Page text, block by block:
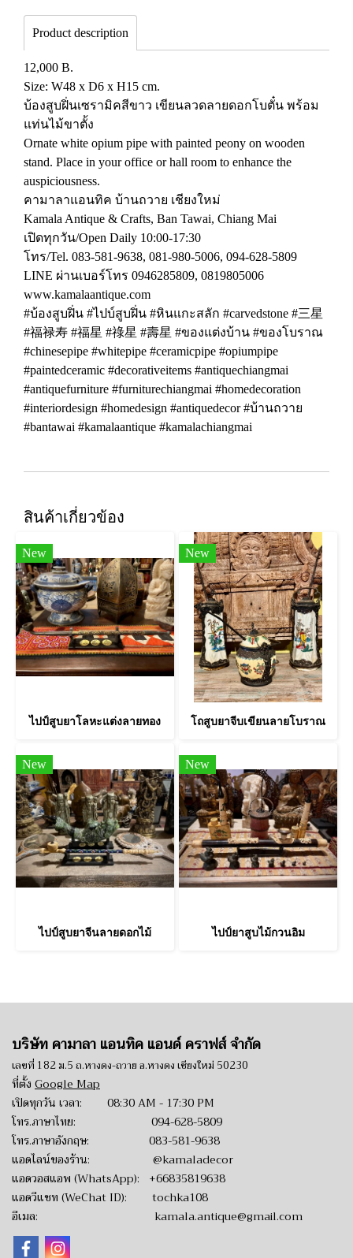
Product description
12,000 B.
Size: W48 x D6 x H15 cm.
บ้องสูบฝิ่นเซรามิคสีขาว เขียนลวดลายดอกโบตั๋น พร้อม
แท่นไม้ขาตั้ง
Ornate white opium pipe with painted peony on wooden
stand. Place in your office or hall room to enhance the
auspiciousness.
คามาลาแอนทิค บ้านถวาย เชียงใหม่
Kamala Antique & Crafts, Ban Tawai, Chiang Mai
เปิดทุกวัน/Open Daily 10:00-17:30
โทร/Tel. 083-581-9638, 081-980-5006, 094-628-5809
LINE ผ่านเบอร์โทร 0946285809, 0819805006
www.kamalaantique.com
#บ้องสูบฝิ่น #ไปบ์สูบฝิ่น #หินแกะสลัก #carvedstone #三星
#福禄寿 #福星 #祿星 #壽星 #ของแต่งบ้าน #ของโบราณ
#chinesepipe #whitepipe #ceramicpipe #opiumpipe
#paintedceramic #decorativeitems #antiquechiangmai
#antiquefurniture #furniturechiangmai #homedecoration
#interiordesign #homedesign #antiquedecor #บ้านถวาย
#bantawai #kamalaantique #kamalachiangmai
สินค้าเกี่ยวข้อง
New
ไปป์สูบยาโลหะแต่งลายทอง
New
โถสูบยาจีบเขียนลายโบราณ
New
ไปป์สูบยาจีนลายดอกไม้
New
ไปป์ยาสูบไม้กวนอิม
บริษัท คามาลา แอนทิค แอนด์ คราฟส์ จำกัด
เลขที่ 182 ม.5 ถ.หางดง-ถวาย อ.หางดง เชียงใหม่ 50230
ที่ตั้ง Google Map
เปิดทุกวัน เวลา: 08:30 AM - 17:30 PM
โทร.ภาษาไทย: 094-628-5809
โทร.ภาษาอังกฤษ: 083-581-9638
แอดไลน์ของร้าน: @kamaladecor
แอดวอสแอพ (WhatsApp): +66835819638
แอดวีแชท (WeChat ID): tochka108
อีเมล: kamala.antique@gmail.com